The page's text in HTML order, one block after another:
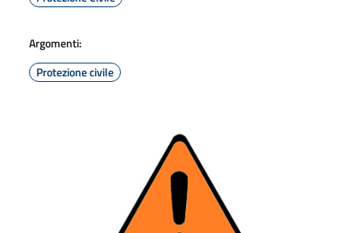
Argomenti:
Protezione civile